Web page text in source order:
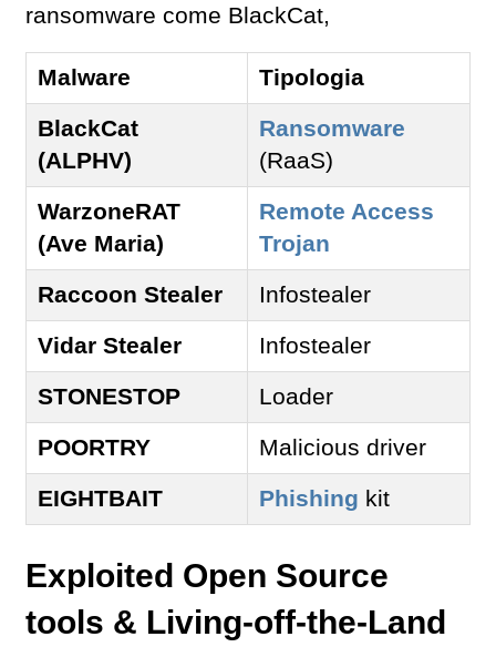
ransomware come BlackCat,
Malware
Tipologia
BlackCat
(ALPHV)
Ransomware
(RaaS)
WarzoneRAT
(Ave Maria)
Remote Access
Trojan
Raccoon Stealer
Infostealer
Vidar Stealer
Infostealer
STONESTOP
Loader
POORTRY
Malicious driver
EIGHTBAIT
Phishing kit
Exploited Open Source
tools & Living-off-the-Land